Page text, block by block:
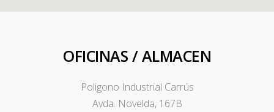
OFICINAS / ALMACEN
Poligono Industrial Carrús
Avda. Novelda, 167B